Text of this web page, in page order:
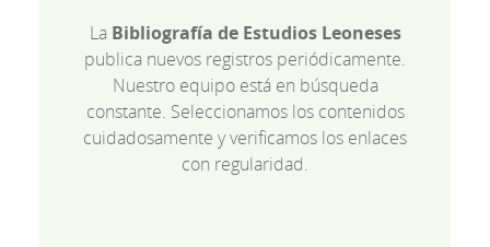
La Bibliografía de Estudios Leoneses
publica nuevos registros periódicamente.
Nuestro equipo está en búsqueda
constante. Seleccionamos los contenidos
cuidadosamente y verificamos los enlaces
con regularidad.